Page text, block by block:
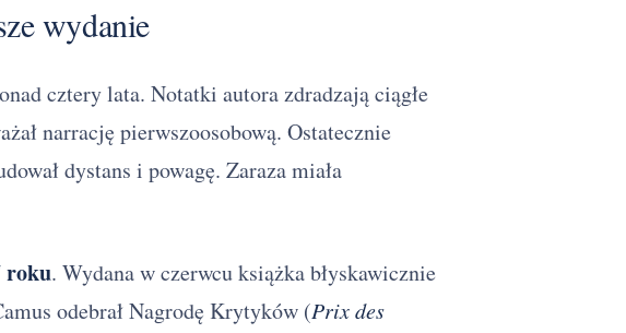
wydanie
cztery lata. Notatki autora zdradzają ciągłe
narrację pierwszoosobową. Ostatecznie
dystans i powagę. Zaraza miała
roku. Wydana w czerwcu książka błyskawicznie
odebrał Nagrodę Krytyków (Prix des